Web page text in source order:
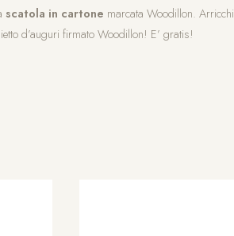
scatola in cartone marcata Woodillon.
d’auguri firmato Woodillon! E’ gratis!